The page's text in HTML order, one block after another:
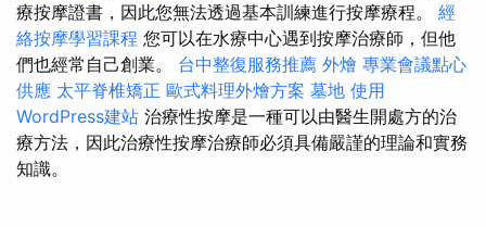
療按摩證書，因此您無法透過基本訓練進行按摩療程。 經
絡按摩學習課程 您可以在水療中心遇到按摩治療師，但他
們也經常自己創業。 台中整復服務推薦 外燴 專業會議點心
供應 太平脊椎矯正 歐式料理外燴方案 墓地 使用
WordPress建站 治療性按摩是一種可以由醫生開處方的治
療方法，因此治療性按摩治療師必須具備嚴謹的理論和實務
知識。